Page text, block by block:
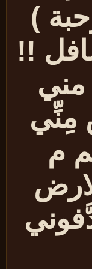
)
!!